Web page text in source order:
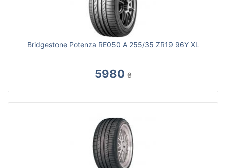
Bridgestone Potenza RE050 A 255/35 ZR19 96Y XL
5980 ₴